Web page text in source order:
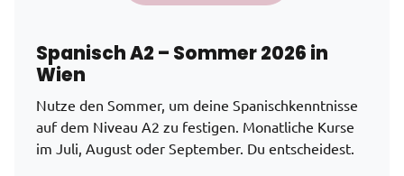
Spanisch A2 – Sommer 2026 in
Wien
Nutze den Sommer, um deine Spanischkenntnisse
auf dem Niveau A2 zu festigen. Monatliche Kurse
im Juli, August oder September. Du entscheidest.